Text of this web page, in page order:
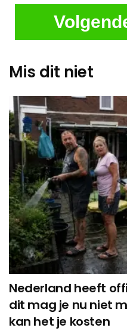
Mis dit niet
Nederland heeft
dit mag je nu niet
kan het je kosten